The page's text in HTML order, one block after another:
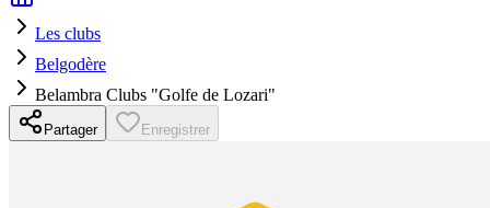
Les clubs
Belgodère
Belambra Clubs "Golfe de Lozari"
Partager Enregistrer